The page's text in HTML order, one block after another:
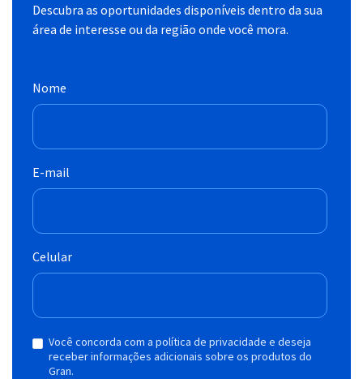
Descubra as oportunidades disponíveis dentro da sua
área de interesse ou da região onde você mora.
Nome
E-mail
Celular
Você concorda com a política de privacidade e deseja
receber informações adicionais sobre os produtos do
Gran.